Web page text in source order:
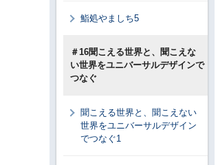
鮨処やましち5
＃16聞こえる世界と、聞こえな
い世界をユニバーサルデザインで
つなぐ
聞こえる世界と、聞こえない
世界をユニバーサルデザイン
でつなぐ1